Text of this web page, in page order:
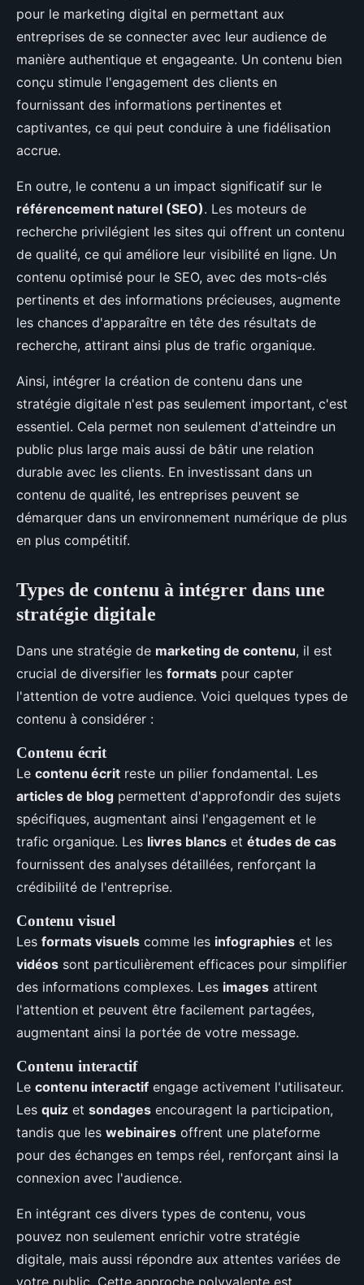
pour le marketing digital en permettant aux
entreprises de se connecter avec leur audience de
manière authentique et engageante. Un contenu bien
conçu stimule l'engagement des clients en
fournissant des informations pertinentes et
captivantes, ce qui peut conduire à une fidélisation
accrue.
En outre, le contenu a un impact significatif sur le
référencement naturel (SEO). Les moteurs de
recherche privilégient les sites qui offrent un contenu
de qualité, ce qui améliore leur visibilité en ligne. Un
contenu optimisé pour le SEO, avec des mots-clés
pertinents et des informations précieuses, augmente
les chances d'apparaître en tête des résultats de
recherche, attirant ainsi plus de trafic organique.
Ainsi, intégrer la création de contenu dans une
stratégie digitale n'est pas seulement important, c'est
essentiel. Cela permet non seulement d'atteindre un
public plus large mais aussi de bâtir une relation
durable avec les clients. En investissant dans un
contenu de qualité, les entreprises peuvent se
démarquer dans un environnement numérique de plus
en plus compétitif.
Types de contenu à intégrer dans une
stratégie digitale
Dans une stratégie de marketing de contenu, il est
crucial de diversifier les formats pour capter
l'attention de votre audience. Voici quelques types de
contenu à considérer :
Contenu écrit
Le contenu écrit reste un pilier fondamental. Les
articles de blog permettent d'approfondir des sujets
spécifiques, augmentant ainsi l'engagement et le
trafic organique. Les livres blancs et études de cas
fournissent des analyses détaillées, renforçant la
crédibilité de l'entreprise.
Contenu visuel
Les formats visuels comme les infographies et les
vidéos sont particulièrement efficaces pour simplifier
des informations complexes. Les images attirent
l'attention et peuvent être facilement partagées,
augmentant ainsi la portée de votre message.
Contenu interactif
Le contenu interactif engage activement l'utilisateur.
Les quiz et sondages encouragent la participation,
tandis que les webinaires offrent une plateforme
pour des échanges en temps réel, renforçant ainsi la
connexion avec l'audience.
En intégrant ces divers types de contenu, vous
pouvez non seulement enrichir votre stratégie
digitale, mais aussi répondre aux attentes variées de
votre public. Cette approche polyvalente est